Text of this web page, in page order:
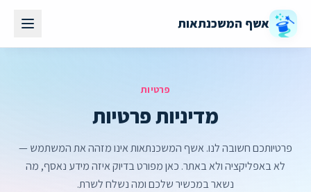
אשף המשכנתאות
פרטיות
מדיניות פרטיות
פרטיותכם חשובה לנו. אשף המשכנתאות אינו מזהה את המשתמש —
לא באפליקציה ולא באתר. כאן מפורט בדיוק איזה מידע נאסף, מה
נשאר במכשיר שלכם ומה נשלח לשרת.